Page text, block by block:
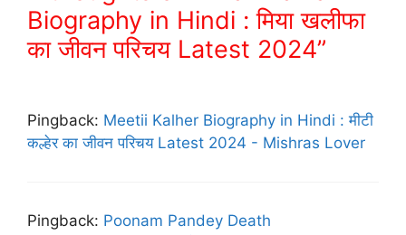
Biography in Hindi : मिया खलीफा
का जीवन परिचय Latest 2024”
Pingback: Meetii Kalher Biography in Hindi : मीटी
कल्हेर का जीवन परिचय Latest 2024 - Mishras Lover
Pingback: Poonam Pandey Death